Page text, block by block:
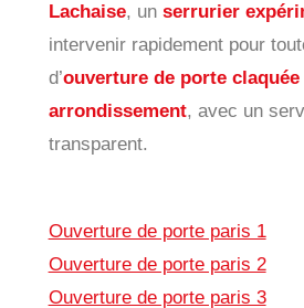
Lachaise, un serrurier
intervenir rapidement pour
d’ouverture de porte claquée
arrondissement, avec un
transparent.
Ouverture de porte paris 1
Ouverture de porte paris 2
Ouverture de porte paris 3